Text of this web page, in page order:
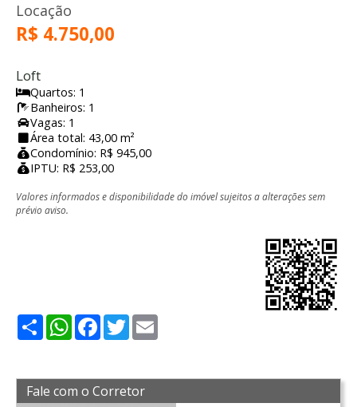
Locação
R$ 4.750,00
Loft
Quartos: 1
Banheiros: 1
Vagas: 1
Área total: 43,00 m²
Condomínio: R$ 945,00
IPTU: R$ 253,00
Valores informados e disponibilidade do imóvel sujeitos a alterações sem
prévio aviso.
ShareWhatsApp
Facebook
Twitter
Fale com o Corretor